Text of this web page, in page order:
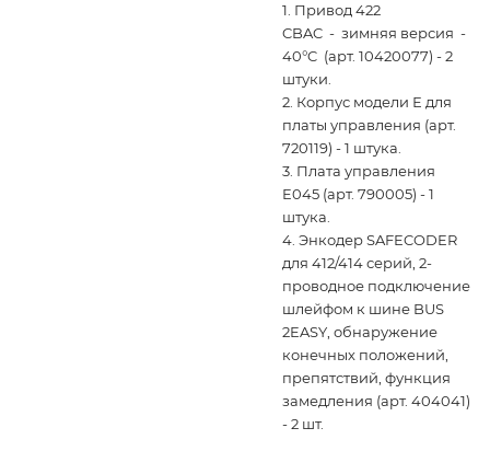
1. Привод 422
CBAC - зимняя версия -
40°C (арт. 10420077) - 2
штуки.
2. Корпус модели Е для
платы управления (арт.
720119) - 1 штука.
3. Плата управления
E045 (арт. 790005) - 1
штука.
4. Энкодер SAFECODER
для 412/414 серий, 2-
проводное подключение
шлейфом к шине BUS
2EASY, обнаружение
конечных положений,
препятствий, функция
замедления (арт. 404041)
- 2 шт.